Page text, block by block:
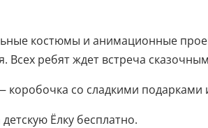
костюмы и анимационные
Всех ребят ждет встреча
со сладкими подарками
Ёлку бесплатно.